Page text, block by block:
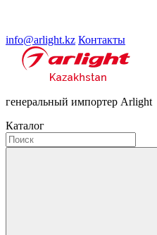
info@arlight.kz Контакты
генеральный импортер Arlight
Каталог